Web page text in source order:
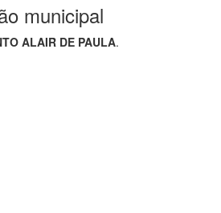
municipal
ALAIR DE PAULA.